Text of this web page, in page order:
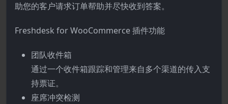
助您的客户请求订单帮助并尽快收到答案。
Freshdesk for WooCommerce 插件功能
团队收件箱
通过一个收件箱跟踪和管理来自多个渠道的传入支
持票证。
座席冲突检测